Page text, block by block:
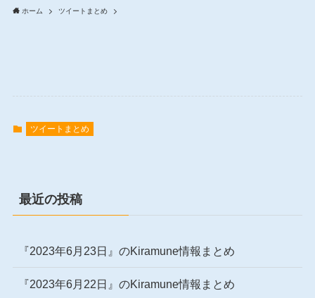
ホーム ツイートまとめ
ツイートまとめ
最近の投稿
『2023年6月23日』のKiramune情報まとめ
『2023年6月22日』のKiramune情報まとめ